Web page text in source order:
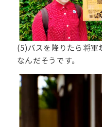
(5)バスを降りたら将
なんだそうです。